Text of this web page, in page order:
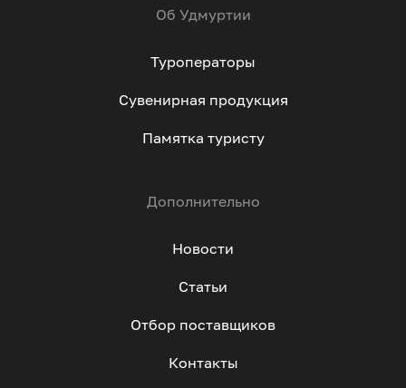
Об Удмуртии
Туроператоры
Сувенирная продукция
Памятка туристу
Дополнительно
Новости
Статьи
Отбор поставщиков
Контакты